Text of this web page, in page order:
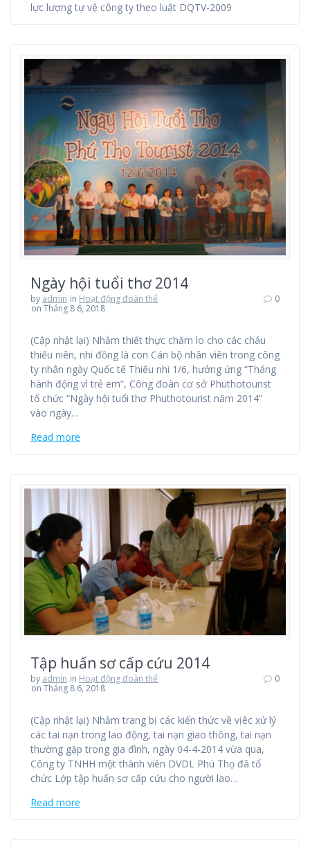
lực lượng tự vệ công ty theo luật DQTV-2009
Ngày hội tuổi thơ 2014
by admin in Hoạt động đoàn thể
on Tháng 8 6, 2018
0
(Cập nhật lại) Nhằm thiết thực chăm lo cho các cháu
thiếu niên, nhi đồng là con Cán bộ nhân viên trong công
ty nhân ngày Quốc tế Thiếu nhi 1/6, hưởng ứng “Tháng
hành động vì trẻ em”, Công đoàn cơ sở Phuthotourist
tổ chức “Ngày hội tuổi thơ Phuthotourist năm 2014”
vào ngày…
Read more
Tập huấn sơ cấp cứu 2014
by admin in Hoạt động đoàn thể
on Tháng 8 6, 2018
0
(Cập nhật lại) Nhằm trang bị các kiến thức về vịêc xử lý
các tai nạn trong lao động, tai nạn giao thông, tai nạn
thường gặp trong gia đình, ngày 04-4-2014 vừa qua,
Công ty TNHH một thành viên DVDL Phú Thọ đã tổ
chức Lớp tập huấn sơ cấp cứu cho người lao…
Read more